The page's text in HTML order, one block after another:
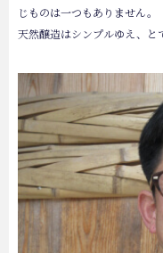
じものは一つもありません。
天然醸造はシンプルゆえ、と